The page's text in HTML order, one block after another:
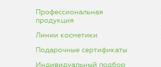
Профессиональная
продукция
Линии косметики
Подарочные сертификаты
Индивидуальный подбор